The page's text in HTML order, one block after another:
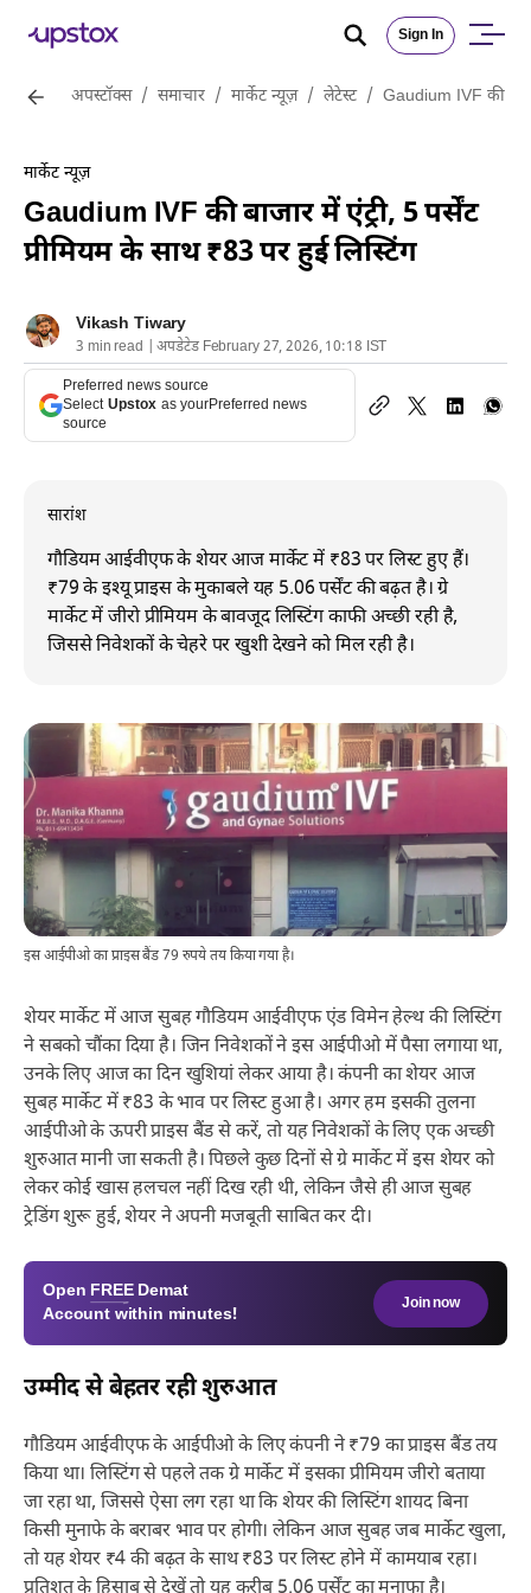
Sign In
अपस्टॉक्स / समाचार / मार्केट न्यूज़ / लेटेस्ट / Gaudium IVF की
मार्केट न्यूज़
Gaudium IVF की बाजार में एंट्री, 5 पर्सेंट
प्रीमियम के साथ ₹83 पर हुई लिस्टिंग
Vikash Tiwary
3 min read | अपडेटेड February 27, 2026, 10:18 IST
Preferred news source
Select Upstox as yourPreferred news
source
सारांश
गौडियम आईवीएफ के शेयर आज मार्केट में ₹83 पर लिस्ट हुए हैं।
₹79 के इश्यू प्राइस के मुकाबले यह 5.06 पर्सेंट की बढ़त है। ग्रे
मार्केट में जीरो प्रीमियम के बावजूद लिस्टिंग काफी अच्छी रही है,
जिससे निवेशकों के चेहरे पर खुशी देखने को मिल रही है।
इस आईपीओ का प्राइस बैंड 79 रुपये तय किया गया है।
शेयर मार्केट में आज सुबह गौडियम आईवीएफ एंड विमेन हेल्थ की लिस्टिंग
ने सबको चौंका दिया है। जिन निवेशकों ने इस आईपीओ में पैसा लगाया था,
उनके लिए आज का दिन खुशियां लेकर आया है। कंपनी का शेयर आज
सुबह मार्केट में ₹83 के भाव पर लिस्ट हुआ है। अगर हम इसकी तुलना
आईपीओ के ऊपरी प्राइस बैंड से करें, तो यह निवेशकों के लिए एक अच्छी
शुरुआत मानी जा सकती है। पिछले कुछ दिनों से ग्रे मार्केट में इस शेयर को
लेकर कोई खास हलचल नहीं दिख रही थी, लेकिन जैसे ही आज सुबह
ट्रेडिंग शुरू हुई, शेयर ने अपनी मजबूती साबित कर दी।
Open FREE Demat
Account within minutes!
Join now
उम्मीद से बेहतर रही शुरुआत
गौडियम आईवीएफ के आईपीओ के लिए कंपनी ने ₹79 का प्राइस बैंड तय
किया था। लिस्टिंग से पहले तक ग्रे मार्केट में इसका प्रीमियम जीरो बताया
जा रहा था, जिससे ऐसा लग रहा था कि शेयर की लिस्टिंग शायद बिना
किसी मुनाफे के बराबर भाव पर होगी। लेकिन आज सुबह जब मार्केट खुला,
तो यह शेयर ₹4 की बढ़त के साथ ₹83 पर लिस्ट होने में कामयाब रहा।